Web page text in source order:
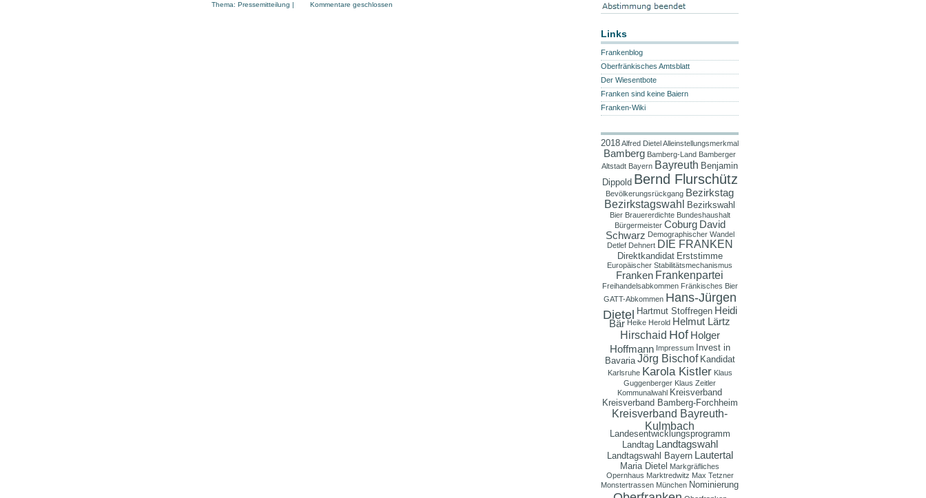
Thema: Pressemitteilung | Kommentare geschlossen
Links
Frankenblog
Oberfränkisches Amtsblatt
Der Wiesentbote
Franken sind keine Baiern
Franken-Wiki
2018Alfred DietelAlleinstellungsmerkmal
Bamberg Bamberg-Land Bamberger
Altstadt Bayern Bayreuth Benjamin
Dippold Bernd Flurschütz
Bevölkerungsrückgang Bezirkstag
Bezirkstagswahl Bezirkswahl
Bier Brauererdichte Bundeshaushalt
Bürgermeister Coburg David
Schwarz Demographischer Wandel
Detlef Dehnert DIE FRANKEN
Direktkandidat Erststimme
Europäischer Stabilitätsmechanismus
Franken Frankenpartei
Freihandelsabkommen Fränkisches Bier
GATT-Abkommen Hans-Jürgen
Dietel Hartmut Stoffregen Heidi
Bär Heike Herold Helmut Lärtz
Hirschaid Hof Holger
Hoffmann Impressum Invest in
Bavaria Jörg Bischof Kandidat
Karlsruhe Karola Kistler Klaus
Guggenberger Klaus Zeitler
Kommunalwahl Kreisverband
Kreisverband Bamberg-Forchheim
Kreisverband Bayreuth-
Kulmbach
Landesentwicklungsprogramm
Landtag Landtagswahl
Landtagswahl Bayern Lautertal
Maria Dietel Markgräfliches
Opernhaus Marktredwitz Max Tetzner
Monstertrassen München Nominierung